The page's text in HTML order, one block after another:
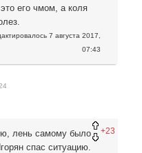
его чмом, а коля
7 августа 2017,
07:43
+23
лень самому было
спас ситуацию.